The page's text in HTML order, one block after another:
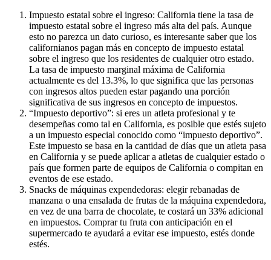
Impuesto estatal sobre el ingreso: California tiene la tasa de
impuesto estatal sobre el ingreso más alta del país. Aunque
esto no parezca un dato curioso, es interesante saber que los
californianos pagan más en concepto de impuesto estatal
sobre el ingreso que los residentes de cualquier otro estado.
La tasa de impuesto marginal máxima de California
actualmente es del 13.3%, lo que significa que las personas
con ingresos altos pueden estar pagando una porción
significativa de sus ingresos en concepto de impuestos.
“Impuesto deportivo”: si eres un atleta profesional y te
desempeñas como tal en California, es posible que estés sujeto
a un impuesto especial conocido como “impuesto deportivo”.
Este impuesto se basa en la cantidad de días que un atleta pasa
en California y se puede aplicar a atletas de cualquier estado o
país que formen parte de equipos de California o compitan en
eventos de ese estado.
Snacks de máquinas expendedoras: elegir rebanadas de
manzana o una ensalada de frutas de la máquina expendedora,
en vez de una barra de chocolate, te costará un 33% adicional
en impuestos. Comprar tu fruta con anticipación en el
supermercado te ayudará a evitar ese impuesto, estés donde
estés.